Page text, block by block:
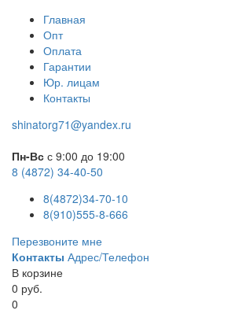
Главная
Опт
Оплата
Гарантии
Юр. лицам
Контакты
shinatorg71@yandex.ru
Пн-Вс с 9:00 до 19:00
8 (4872) 34-40-50
8(4872)34-70-10
8(910)555-8-666
Перезвоните мне
Контакты Адрес/Телефон
В корзине
0 руб.
0